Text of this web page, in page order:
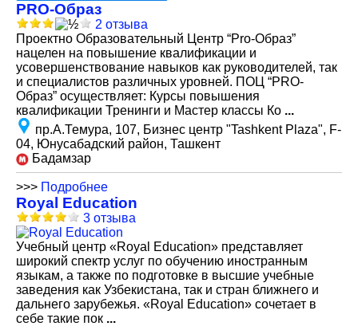
PRO-Образ
2 отзыва
Проектно Образовательный Центр “Pro-Образ”
нацелен на повышение квалификации и
усовершенствование навыков как руководителей, так
и специалистов различных уровней. ПОЦ “PRO-
Образ” осуществляет: Курсы повышения
квалификации Тренинги и Мастер классы Ко ...
пр.А.Темура, 107, Бизнес центр "Tashkent Plaza", F-
04, Юнусабадский район, Ташкент
Бадамзар
>>> Подробнее
Royal Education
3 отзыва
Учебный центр «Royal Education» представляет
широкий спектр услуг по обучению иностранным
языкам, а также по подготовке в высшие учебные
заведения как Узбекистана, так и стран ближнего и
дальнего зарубежья. «Royal Education» сочетает в
себе такие пок ...